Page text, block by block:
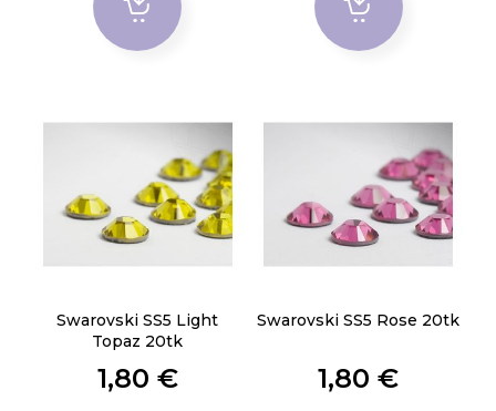
Swarovski SS5 Light
Topaz 20tk
1,80 €
Swarovski SS5 Rose 20tk
1,80 €